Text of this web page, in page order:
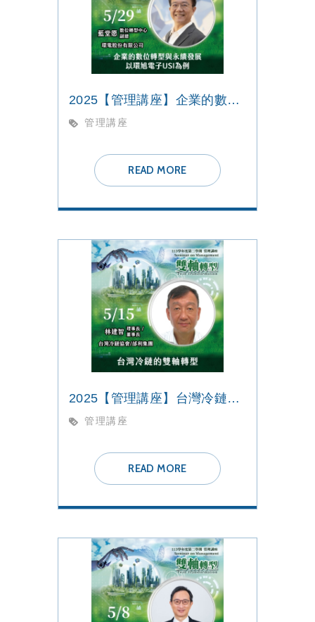
2025【管理講座】企業的數位轉型與永續發展
管理講座
READ MORE
2025【管理講座】台灣冷鏈的雙軸轉型
管理講座
READ MORE